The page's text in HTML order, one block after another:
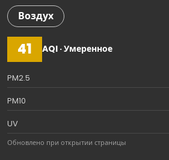
Воздух
41 AQI · Умеренное
PM2.5
PM10
UV
Обновлено при открытии страницы